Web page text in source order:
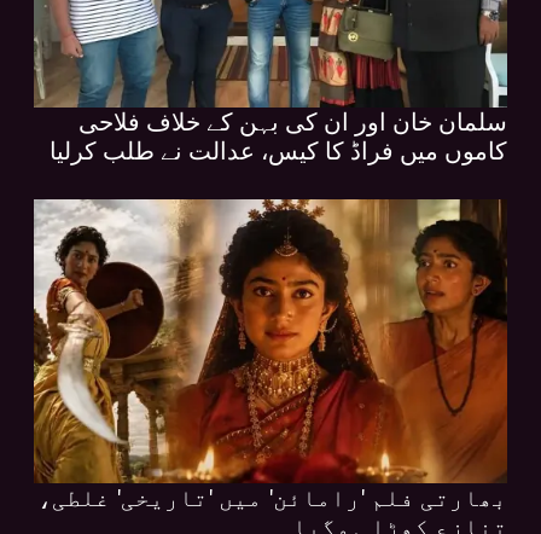
سلمان خان اور ان کی بہن کے خلاف فلاحی
کاموں میں فراڈ کا کیس، عدالت نے طلب کرلیا
بھارتی فلم 'رامائن' میں 'تاریخی' غلطی،
تنازع کھڑا ہوگیا